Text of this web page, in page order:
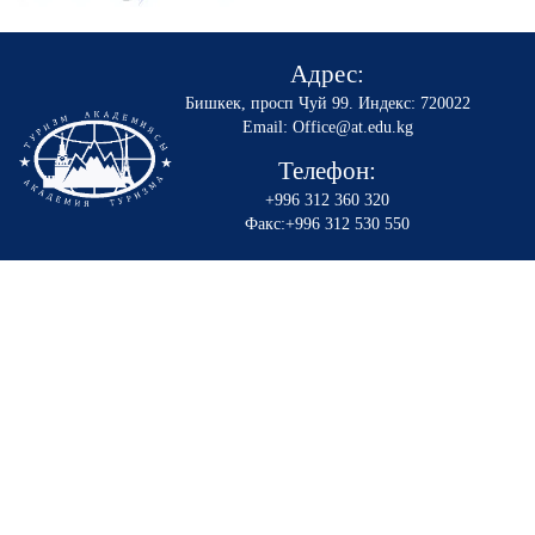
Адрес:
Бишкек, просп Чуй 99. Индекс: 720022
Email: Office@at.edu.kg
Телефон:
+996 312 360 320
Факс:+996 312 530 550